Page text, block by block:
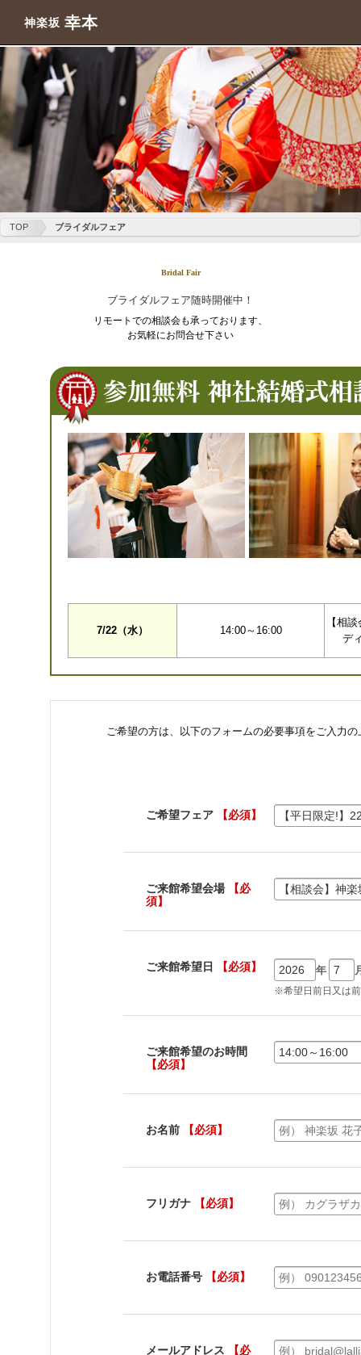
神楽坂 幸本
TOP ブライダルフェア
Bridal Fair
ブライダルフェア随時開催中！
リモートでの相談会も承っております、
お気軽にお問合せ下さい
7/22（水） 14:00～16:00
【相
デ